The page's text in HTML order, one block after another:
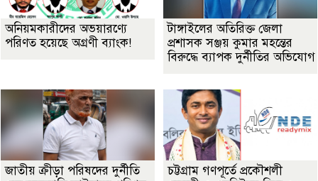
অনিয়মকারীদের অভয়ারণ্যে
পরিণত হয়েছে অগ্রণী ব্যাংক!
টাঙ্গাইলের অতিরিক্ত জেলা
প্রশাসক সঞ্জয় কুমার মহন্তের
বিরুদ্ধে ব্যাপক দুর্নীতির অভিযোগ
জাতীয় ক্রীড়া পরিষদের দুর্নীতি
চট্টগ্রাম গণপূর্তে প্রকৌশলী